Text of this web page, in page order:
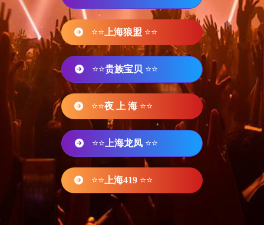
⭐⭐ 上海狼盟 ⭐⭐
⭐⭐贵族宝贝 ⭐⭐
⭐⭐夜 上 海 ⭐⭐
⭐⭐ 上海龙凤 ⭐⭐
⭐⭐ 上海419 ⭐⭐